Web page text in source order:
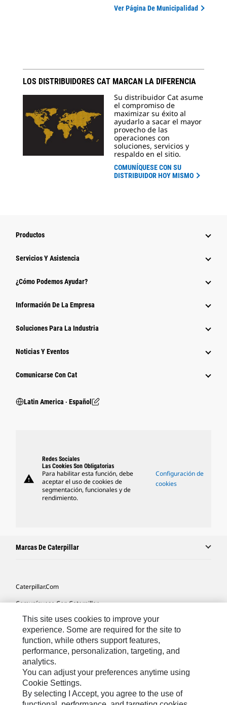
Ver Página De Municipalidad
LOS DISTRIBUIDORES CAT MARCAN LA DIFERENCIA
Su distribuidor Cat asume
el compromiso de
maximizar su éxito al
ayudarlo a sacar el mayor
provecho de las
operaciones con
soluciones, servicios y
respaldo en el sitio.
COMUNÍQUESE CON SU
DISTRIBUIDOR HOY MISMO
Productos
Servicios Y Asistencia
¿Cómo Podemos Ayudar?
Información De La Empresa
Soluciones Para La Industria
Noticias Y Eventos
Comunicarse Con Cat
Latin America ‧ Español
warning
Redes Sociales
Las Cookies Son Obligatorias
Para habilitar esta función, debe
aceptar el uso de cookies de
segmentación, funcionales y de
rendimiento.
Configuración de
cookies
Marcas De Caterpillar
Caterpillar.com
Comuníquese Con Caterpillar
Mis Preferencias De Marketing
Mapa Del Sitio
Cookie Settings
Avisos Legales
Privacidad
This site uses cookies to improve your
experience. Some are required for the site to
function, while others support features,
performance, personalization, targeting, and
analytics.
You can adjust your preferences anytime using
Cookie Settings.
By selecting I Accept, you agree to the use of